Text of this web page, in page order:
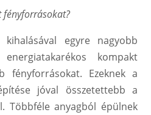
fényforrásokat?
egyre nagyobb
kompakt
fényforrásokat. Ezeknek a
jóval összetettebb a
Többféle anyagból épülnek